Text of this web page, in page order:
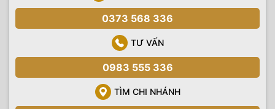
0373 568 336
TƯ VẤN
0983 555 336
TÌM CHI NHÁNH